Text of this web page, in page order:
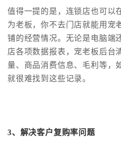
值得一提的是，连锁店也可以
为老板，你不去门店就能用宠
铺的经营情况。无论是电脑端
店各项数据报表，宠老板后台
量、商品消费信息、毛利等，
就很难找到这些记录。
3、 解决客户复购率问题